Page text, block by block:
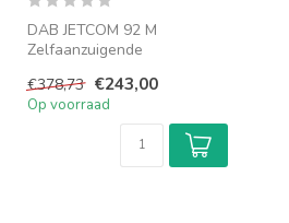
DAB JETCOM 92 M
Zelfaanzuigende
Zelfaanzuigende
centrifugaal...
€378,73 €243,00
Op voorraad